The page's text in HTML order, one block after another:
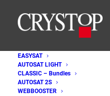
EASYSAT
AUTOSAT LIGHT
CLASSIC – Bundles
AUTOSAT 2S
WEBBOOSTER